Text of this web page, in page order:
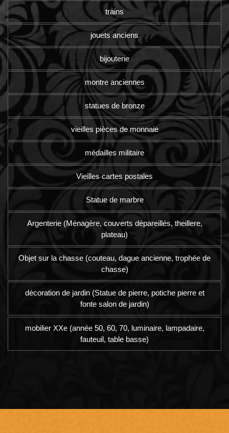
trains
jouets anciens
bijouterie
montre anciennes
statues de bronze
vieilles pièces de monnaie
médailles militaire
Vieilles cartes postales
Statue de marbre
Argenterie (Ménagère, couverts dépareillés, theillere,
plateau)
Objet sur la chasse (couteau, dague ancienne, trophée de
chasse)
décoration de jardin (Statue de pierre, potiche pierre et
fonte salon de jardin)
mobilier XXe (année 50, 60, 70, luminaire, lampadaire,
fauteuil, table basse)